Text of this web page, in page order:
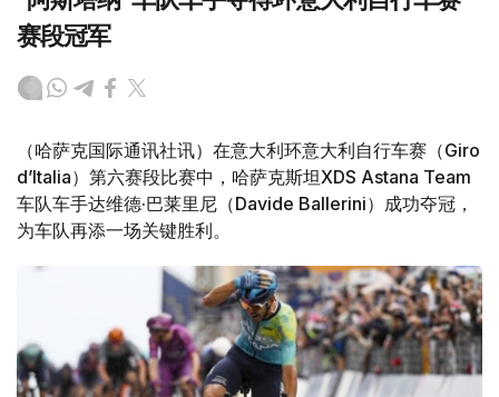
赛段冠军
（哈萨克国际通讯社讯）在意大利环意大利自行车赛（Giro
d’Italia）第六赛段比赛中，哈萨克斯坦XDS Astana Team
车队车手达维德·巴莱里尼（Davide Ballerini）成功夺冠，
为车队再添一场关键胜利。